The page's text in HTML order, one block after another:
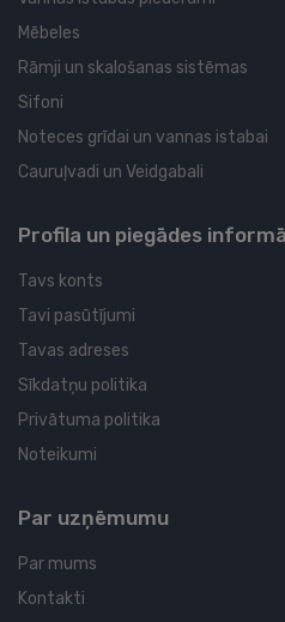
Mēbeles
Rāmji un skalošanas sistēmas
Sifoni
Noteces grīdai un vannas istabai
Cauruļvadi un Veidgabali
Profila un piegādes
Tavs konts
Tavi pasūtījumi
Tavas adreses
Sīkdatņu politika
Privātuma politika
Noteikumi
Par uzņēmumu
Par mums
Kontakti